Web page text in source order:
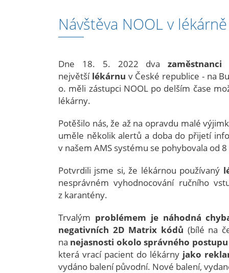
Návštěva NOOL v lékárně
Dne 18. 5. 2022 dva
největší lékárnu v České republice - na
o. měli zástupci NOOL po delším čase
lékárny.
Potěšilo nás, že až na opravdu malé
uměle několik alertů a doba do přijetí
v našem AMS systému se pohybovala
Potvrdili jsme si, že lékárnou používaný
nesprávném vyhodnocování ručního
z karantény.
Trvalým problémem je náhodná
negativních 2D Matrix kódů (bílé na
na nejasnosti okolo správného
která vrací pacient do lékárny jako
vydáno balení původní. Nové balení,